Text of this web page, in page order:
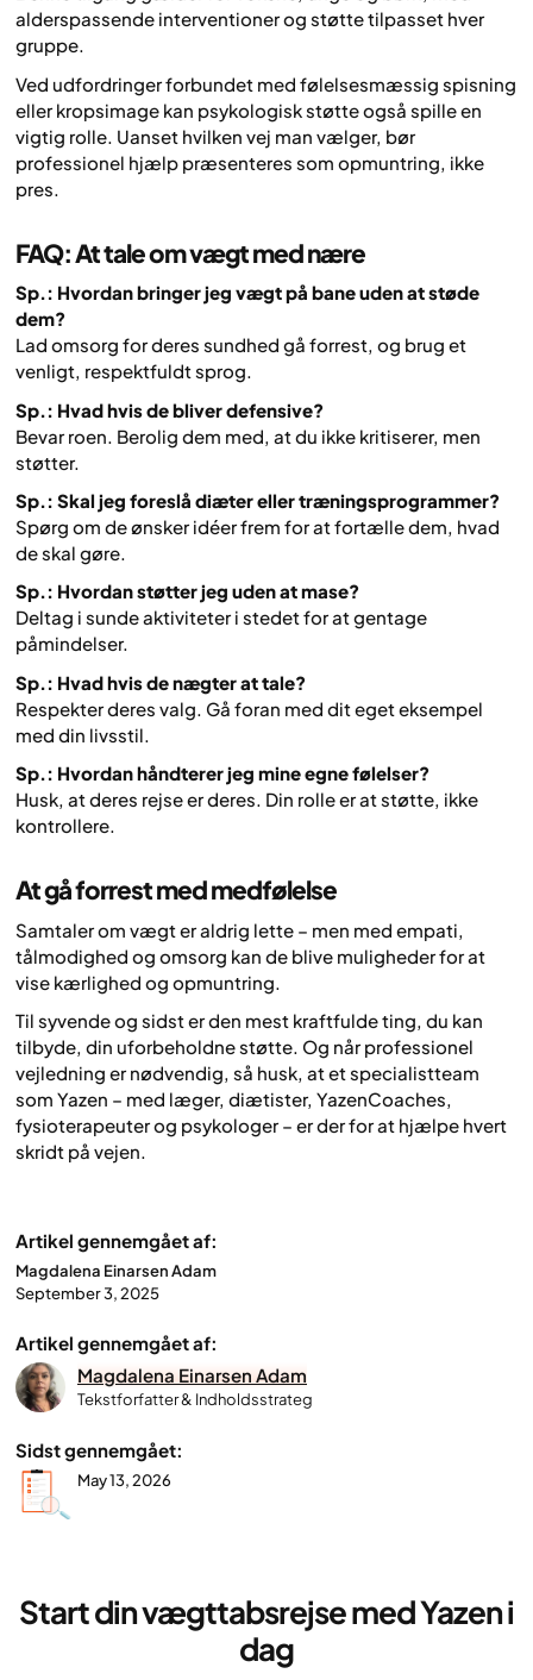
alderspassende interventioner og støtte tilpasset hver
gruppe.
Ved udfordringer forbundet med følelsesmæssig spisning
eller kropsimage kan psykologisk støtte også spille en
vigtig rolle. Uanset hvilken vej man vælger, bør
professionel hjælp præsenteres som opmuntring, ikke
pres.
FAQ: At tale om vægt med nære
Sp.: Hvordan bringer jeg vægt på bane uden at støde
dem?
Lad omsorg for deres sundhed gå forrest, og brug et
venligt, respektfuldt sprog.
Sp.: Hvad hvis de bliver defensive?
Bevar roen. Berolig dem med, at du ikke kritiserer, men
støtter.
Sp.: Skal jeg foreslå diæter eller træningsprogrammer?
Spørg om de ønsker idéer frem for at fortælle dem, hvad
de skal gøre.
Sp.: Hvordan støtter jeg uden at mase?
Deltag i sunde aktiviteter i stedet for at gentage
påmindelser.
Sp.: Hvad hvis de nægter at tale?
Respekter deres valg. Gå foran med dit eget eksempel
med din livsstil.
Sp.: Hvordan håndterer jeg mine egne følelser?
Husk, at deres rejse er deres. Din rolle er at støtte, ikke
kontrollere.
At gå forrest med medfølelse
Samtaler om vægt er aldrig lette – men med empati,
tålmodighed og omsorg kan de blive muligheder for at
vise kærlighed og opmuntring.
Til syvende og sidst er den mest kraftfulde ting, du kan
tilbyde, din uforbeholdne støtte. Og når professionel
vejledning er nødvendig, så husk, at et specialistteam
som Yazen – med læger, diætister, YazenCoaches,
fysioterapeuter og psykologer – er der for at hjælpe hvert
skridt på vejen.
Artikel gennemgået af:
Magdalena Einarsen Adam
September 3, 2025
Artikel gennemgået af:
Magdalena Einarsen Adam
Tekstforfatter & Indholdsstrateg
Sidst gennemgået:
May 13, 2026
Start din vægttabsrejse med Yazen i
dag